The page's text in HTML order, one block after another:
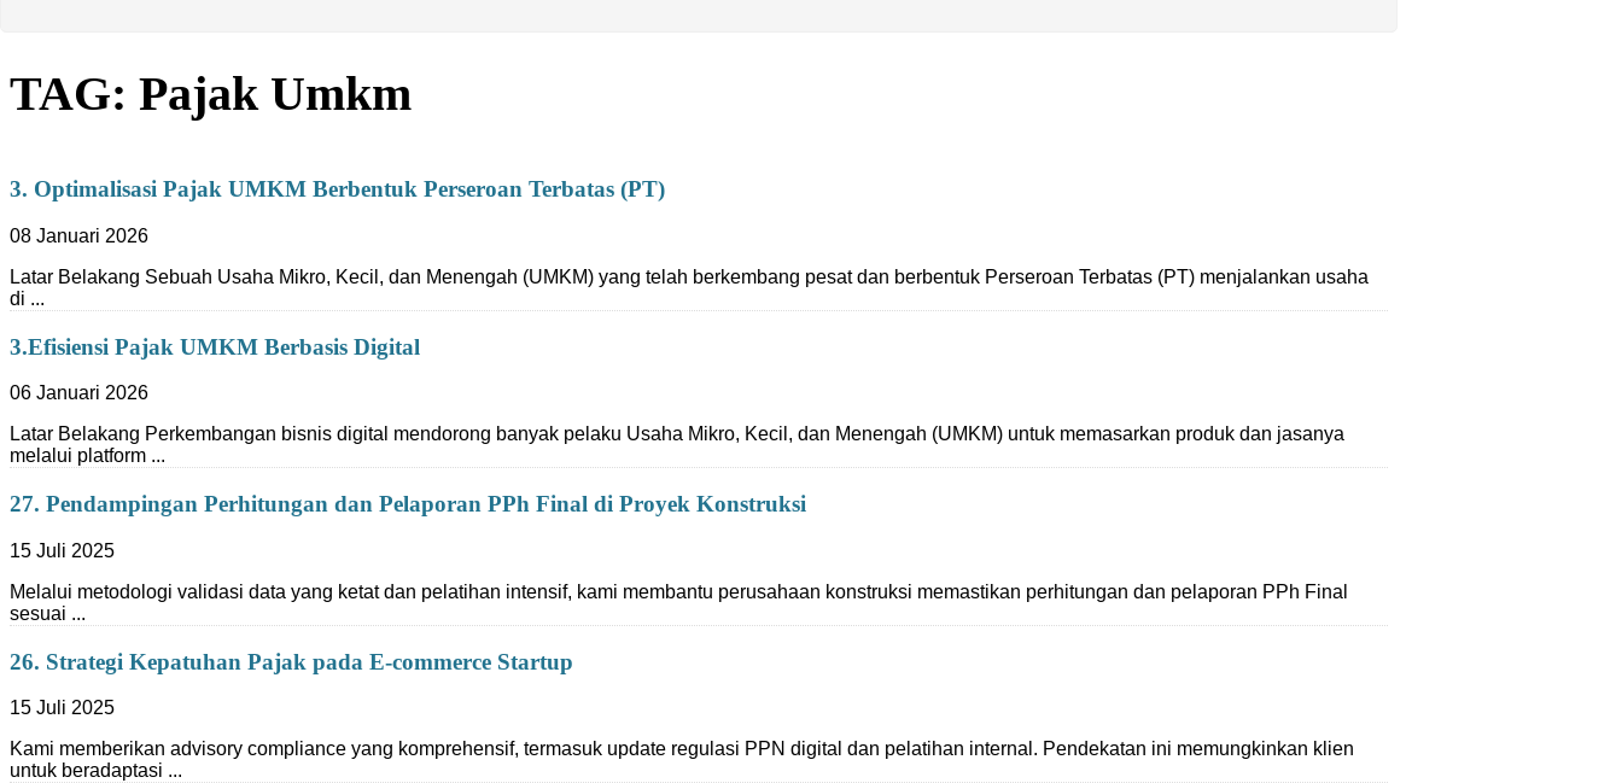
TAG: Pajak Umkm
3. Optimalisasi Pajak UMKM Berbentuk Perseroan Terbatas (PT)
08 Januari 2026
Latar Belakang Sebuah Usaha Mikro, Kecil, dan Menengah (UMKM) yang telah berkembang pesat dan berbentuk Perseroan Terbatas (PT) menjalankan usaha
di ...
3.Efisiensi Pajak UMKM Berbasis Digital
06 Januari 2026
Latar Belakang Perkembangan bisnis digital mendorong banyak pelaku Usaha Mikro, Kecil, dan Menengah (UMKM) untuk memasarkan produk dan jasanya
melalui platform ...
27. Pendampingan Perhitungan dan Pelaporan PPh Final di Proyek Konstruksi
15 Juli 2025
Melalui metodologi validasi data yang ketat dan pelatihan intensif, kami membantu perusahaan konstruksi memastikan perhitungan dan pelaporan PPh Final
sesuai ...
26. Strategi Kepatuhan Pajak pada E-commerce Startup
15 Juli 2025
Kami memberikan advisory compliance yang komprehensif, termasuk update regulasi PPN digital dan pelatihan internal. Pendekatan ini memungkinkan klien
untuk beradaptasi ...